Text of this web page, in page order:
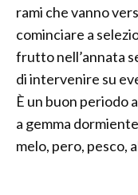
rami che vanno
cominciare a
frutto nell’annata
di intervenire su
È un buon periodo
a gemma
melo, pero, pesco,